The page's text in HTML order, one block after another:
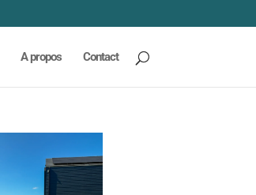
A propos Contact